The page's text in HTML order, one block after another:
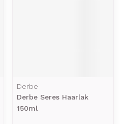
Derbe
Derbe Seres Haarlak
150ml